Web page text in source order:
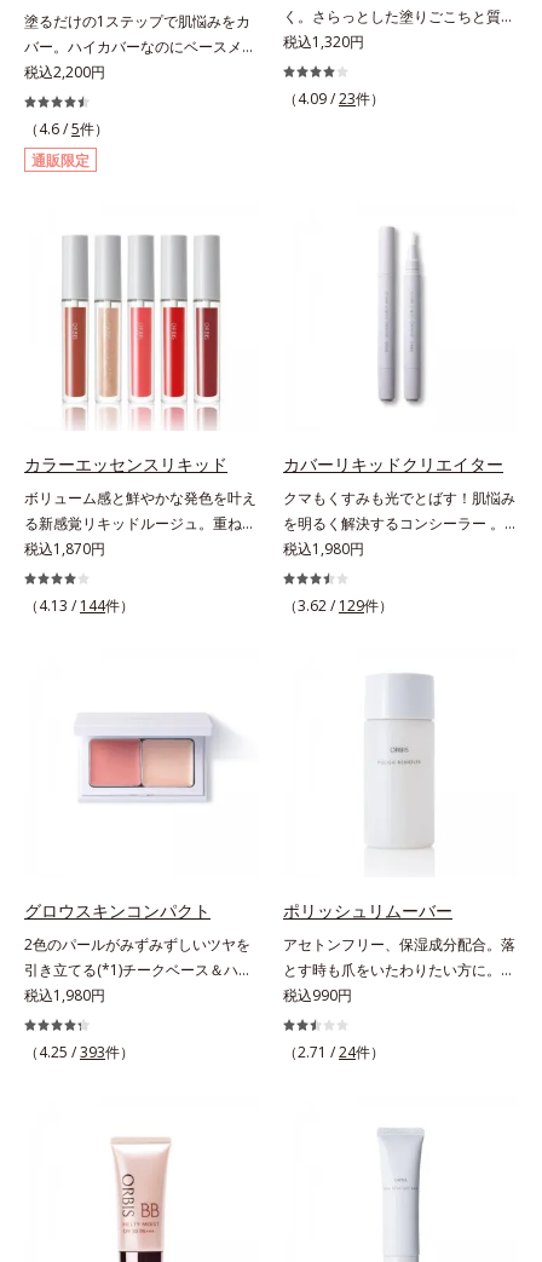
皮エキス*4 グリセリルグルコシド
（保湿成分）、（ジメチコン／ビニ
ルジメチコン）クロスポリマー、ジ
メチコン（カバー成分）*5 アクリ
レーツコポリマー
花エキス＝唇にうるおいを与える効
果と、凹凸を補正して見せる効果を
併せ持つ成分*3 ダイマージリノー
ル酸ダイマージリノレイルビス（ベ
ヘニル/イソステアリル/フィトステ
リル）＝均一でムラのない鮮やかな
発色を叶える成分*4 ラウリルPEG‐
塗るだけの1ステップで肌悩みをカ
バー。ハイカバーなのにベースメイ
クしていることがばれにくく、肌印
象をあげる。オルビスの肌研究の知
見から、男性の肌色の特長をとら
え、男性の肌だからこそなじむよう
に設計した、自然な仕上がりとカバ
6つの役割を担うことができます。2
種の保湿成分“モイストGT(*)”と“ヒ
アルロン酸(*)”配合の美容液感触で
スキンケア後のようななめらかな仕
上がりを実現いたします。様々な肌
印象の男性に幅広く使っていただけ
る色設計を採用しており、明るめ～
標準的な肌印象の方用の01は、普段
スキンケアをしっかり行っている美
容本格派の男性にもおススメです。
一方で、やや暗め～暗めの肌印象の
方用の02は、昔に比べて顔色がさえ
後、適量（直径1cm程度の粒）をと
り、顔全体に少量ずつムラなくのば
します。・オルビス ミスター ベー
スカラー コントローラー ハイカバ
た場合は、すぐに洗剤で丁寧に洗っ
てください。
税込2,200円
（4.6 /5件）
通販限定
く。さらっとした塗りごこちと質感
で自然で好印象な口元に。さらっと
した軽やかな塗りごこちでありなが
らも、唇にうるおいを与える「モイ
抑えた質感で、自然で好印象な口元
へと導きます。3種の植物性保湿成
分を組み合わせた「MULTI-３※」
を配合。さらに、ミツロウ、ヒアル
ロン酸、コラーゲン配合で、唇にう
ス、ビワ葉エキス、カミツレ花エキ
税込1,320円
（4.09 /23件）
カラーエッセンスリキッド
ボリューム感と鮮やかな発色を叶え
る新感覚リキッドルージュ。重ねる
ほど、鮮やかにボリューミーに。1
本で美しい仕上がりを叶えるリキッ
ドルージュです。唇の凹凸を均一に
「カラーウェアリング処方」で、う
るおいのあるふっくらとした唇とつ
けたての鮮やかな発色を両立しま
す。マスクオフの瞬間も、ハッと目
シリル化シリカ、BG、ペンチレン
税込1,870円
（4.13 / 144件）
カバーリキッドクリエイター
クマもくすみも光でとばす！肌悩み
を明るく解決するコンシーラー 。
クマやくすみ(*)、年齢肌の抱えるお
悩みを、光で飛ばしてカバーするコ
ンシーラーです。黄ぐすみをカバー
してアラを見せず、自然に肌悩みを
なテクスチャーのリキッドコンシー
ラーでのびがよく、凹凸のある目元
くすみに働きかける成分に2種のヒ
処方で、うるおうハリ肌へと整えま
税込1,980円
（3.62 / 129件）
グロウスキンコンパクト
2色のパールがみずみずしいツヤを
引き立てる(*1)チークベース＆ハイ
ライト。ベースメイクの仕上げに重
ねれば、みずみずしいツヤが表情を
一段と魅力的に引き立てる、チーク
に合わせて立体感を強調するグリー
ンパール。補色にあたる2色のパー
ルがお互いの鮮やかさを強調。絶妙
なコントラストでいきいきとした血
色感を再現しながら、みずみずしい
税込1,980円
（4.25 /393件）
ポリッシュリムーバー
アセトンフリー、保湿成分配合。落
とす時も爪をいたわりたい方に。爪
へのやさしさを考えたネイルリムー
バー（除光液）です。アセトンフリ
ー処方で、さらに6種(*)のネイルケ
ミザクラ果実エキス、レモングラス
葉／茎エキス、ブドウ葉エキス、セ
ンチフォリアバラ花エキス、カミツ
税込990円
（2.71 /24件）